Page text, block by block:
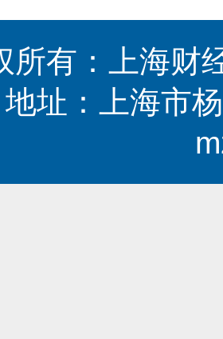
所有：上海财
地址：上海市